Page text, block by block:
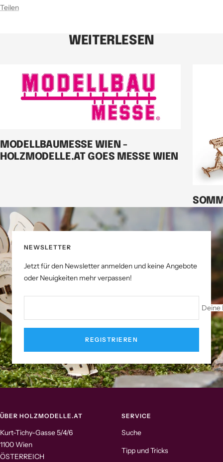
Teilen
WEITERLESEN
MODELLBAUMESSE WIEN -
HOLZMODELLE.AT GOES MESSE WIEN
NEWSLETTER
Jetzt für den Newsletter anmelden und keine Angebote
oder Neuigkeiten mehr verpassen!
Deine
REGISTRIEREN
ÜBER HOLZMODELLE.AT
Kurt-Tichy-Gasse 5/4/6
1100 Wien
ÖSTERREICH
SERVICE
Suche
Tipp und Tricks